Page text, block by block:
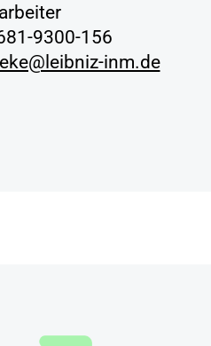
9300-156
inm.de